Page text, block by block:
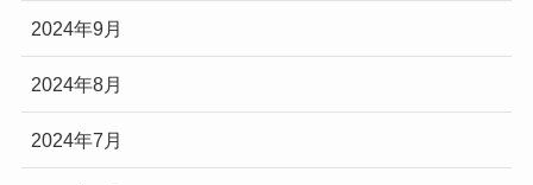
2024年9月
2024年8月
2024年7月